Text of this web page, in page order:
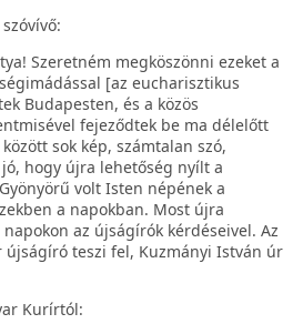
Szeretném megköszönni ezeket a
[az eucharisztikus
Budapesten, és a közös
fejeződtek be ma délelőtt
sok kép, számtalan szó,
hogy újra lehetőség nyílt a
volt Isten népének a
a napokban. Most újra
az újságírók kérdéseivel. Az
újságíró teszi fel, Kuzmányi István úr
Kurírtól: